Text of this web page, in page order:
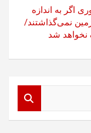
اگر به اندازه
نمی‌گذاشتند/
نخواهد شد